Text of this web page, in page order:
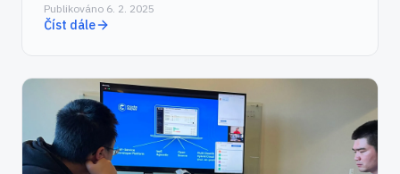
Publikováno 6. 2. 2025
Číst dále